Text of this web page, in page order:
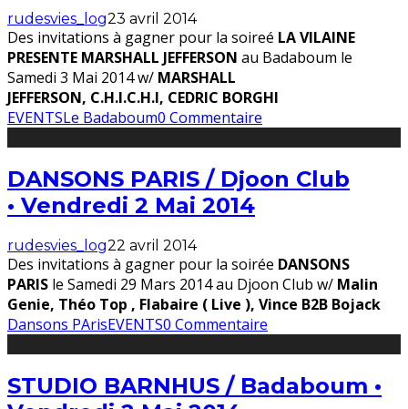
rudesvies_log23 avril 2014
Des invitations à gagner pour la soireé LA VILAINE
PRESENTE MARSHALL JEFFERSON au Badaboum le
Samedi 3 Mai 2014 w/ MARSHALL
JEFFERSON, C.H.I.C.H.I, CEDRIC BORGHI
EVENTSLe Badaboum0 Commentaire
DANSONS PARIS / Djoon Club
• Vendredi 2 Mai 2014
rudesvies_log22 avril 2014
Des invitations à gagner pour la soirée DANSONS
PARIS le Samedi 29 Mars 2014 au Djoon Club w/ Malin
Genie, Théo Top , Flabaire ( Live ), Vince B2B Bojack
Dansons PArisEVENTS0 Commentaire
STUDIO BARNHUS / Badaboum •